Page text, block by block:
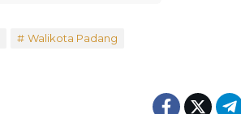
Walikota Padang